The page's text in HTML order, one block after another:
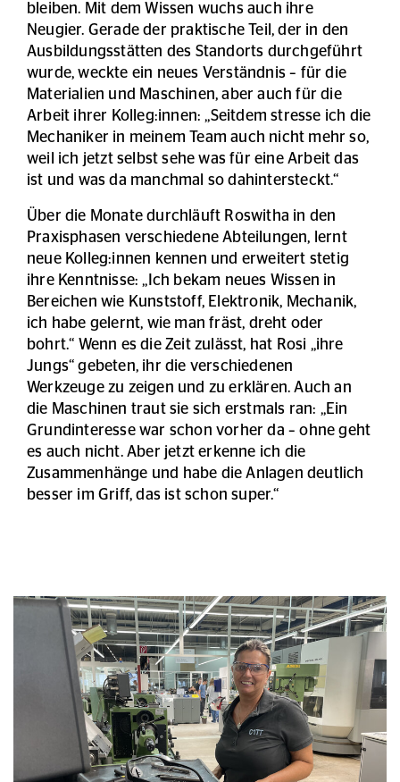
bleiben. Mit dem Wissen wuchs auch ihre
Neugier. Gerade der praktische Teil, der in den
Ausbildungsstätten des Standorts durchgeführt
wurde, weckte ein neues Verständnis – für die
Materialien und Maschinen, aber auch für die
Arbeit ihrer Kolleg:innen: „Seitdem stresse ich die
Mechaniker in meinem Team auch nicht mehr so,
weil ich jetzt selbst sehe was für eine Arbeit das
ist und was da manchmal so dahintersteckt.“
Über die Monate durchläuft Roswitha in den
Praxisphasen verschiedene Abteilungen, lernt
neue Kolleg:innen kennen und erweitert stetig
ihre Kenntnisse: „Ich bekam neues Wissen in
Bereichen wie Kunststoff, Elektronik, Mechanik,
ich habe gelernt, wie man fräst, dreht oder
bohrt.“ Wenn es die Zeit zulässt, hat Rosi „ihre
Jungs“ gebeten, ihr die verschiedenen
Werkzeuge zu zeigen und zu erklären. Auch an
die Maschinen traut sie sich erstmals ran: „Ein
Grundinteresse war schon vorher da – ohne geht
es auch nicht. Aber jetzt erkenne ich die
Zusammenhänge und habe die Anlagen deutlich
besser im Griff, das ist schon super.“